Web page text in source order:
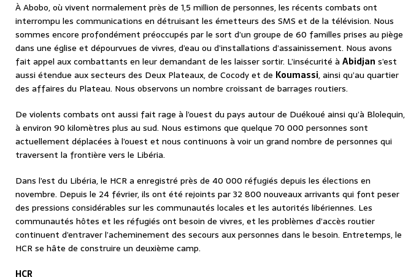
À Abobo, où vivent normalement près de 1,5 million de personnes, les récents combats ont
interrompu les communications en détruisant les émetteurs des SMS et de la télévision. Nous
sommes encore profondément préoccupés par le sort d’un groupe de 60 familles prises au piège
dans une église et dépourvues de vivres, d’eau ou d’installations d’assainissement. Nous avons
fait appel aux combattants en leur demandant de les laisser sortir. L’insécurité à Abidjan s’est
aussi étendue aux secteurs des Deux Plateaux, de Cocody et de Koumassi, ainsi qu’au quartier
des affaires du Plateau. Nous observons un nombre croissant de barrages routiers.
De violents combats ont aussi fait rage à l’ouest du pays autour de Duékoué ainsi qu’à Blolequin,
à environ 90 kilomètres plus au sud. Nous estimons que quelque 70 000 personnes sont
actuellement déplacées à l’ouest et nous continuons à voir un grand nombre de personnes qui
traversent la frontière vers le Libéria.
Dans l’est du Libéria, le HCR a enregistré près de 40 000 réfugiés depuis les élections en
novembre. Depuis le 24 février, ils ont été rejoints par 32 800 nouveaux arrivants qui font peser
des pressions considérables sur les communautés locales et les autorités libériennes. Les
communautés hôtes et les réfugiés ont besoin de vivres, et les problèmes d’accès routier
continuent d’entraver l’acheminement des secours aux personnes dans le besoin. Entretemps, le
HCR se hâte de construire un deuxième camp.
HCR